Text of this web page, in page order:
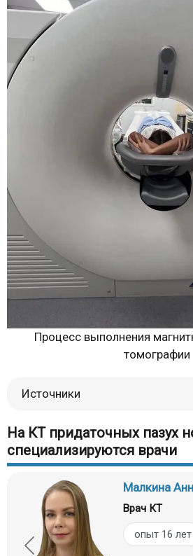
Процесс выполнения
томографии
Источники
На КТ придаточных пазух
специализируются врачи
Малкина
Врач КТ
опыт 16 лет